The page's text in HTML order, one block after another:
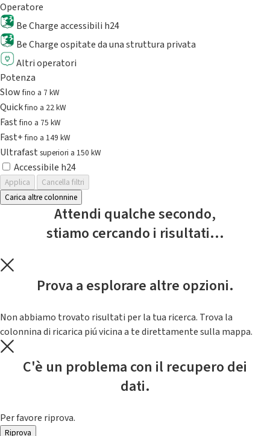
Operatore
Be Charge accessibili h24
Be Charge ospitate da una struttura privata
Altri operatori
Potenza
Slowfino a 7 kW
Quickfino a 22 kW
Fastfino a 75 kW
Fast+fino a 149 kW
Ultrafast superiori a 150 kW
Accessibile h24
Applica
Cancella filtri
Carica altre colonnine
Attendi qualche secondo,
stiamo cercando i risultati...
Prova a esplorare altre opzioni.
Non abbiamo trovato risultati per la tua ricerca. Trova la
colonnina di ricarica piú vicina a te direttamente sulla mappa.
C'è un problema con il recupero dei
dati.
Per favore riprova.
Riprova